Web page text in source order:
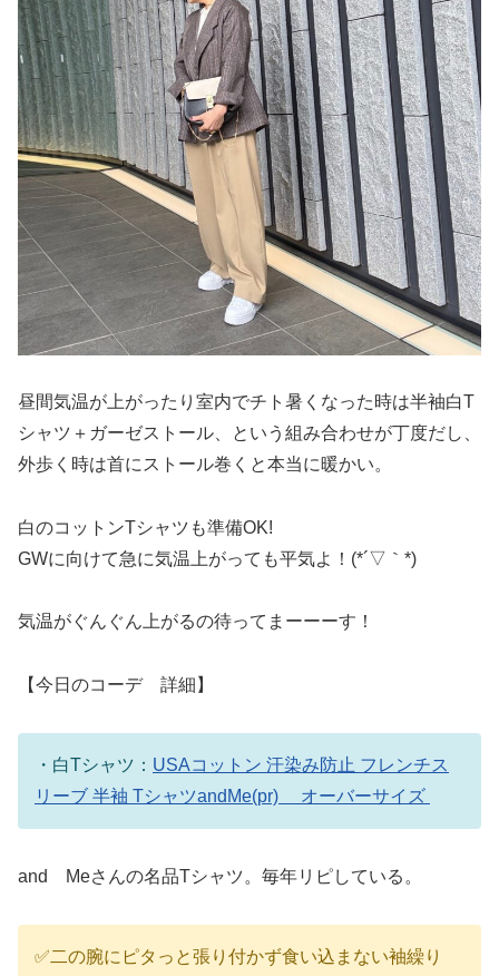
昼間気温が上がったり室内でチト暑くなった時は半袖白T
シャツ＋ガーゼストール、という組み合わせが丁度だし、
外歩く時は首にストール巻くと本当に暖かい。
白のコットンTシャツも準備OK!
GWに向けて急に気温上がっても平気よ！(*´▽｀*)
気温がぐんぐん上がるの待ってまーーーす！
【今日のコーデ 詳細】
・白Tシャツ： USAコットン 汗染み防止 フレンチス
リーブ 半袖 TシャツandMe(pr) オーバーサイズ
and Meさんの名品Tシャツ。毎年リピしている。
✅二の腕にピタっと張り付かず食い込まない袖繰り